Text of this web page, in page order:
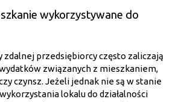
wykorzystywane do
zdalnej przedsiębiorcy często zaliczają
związanych z mieszkaniem,
czynsz. Jeżeli jednak nie są w stanie
lokalu do działalności